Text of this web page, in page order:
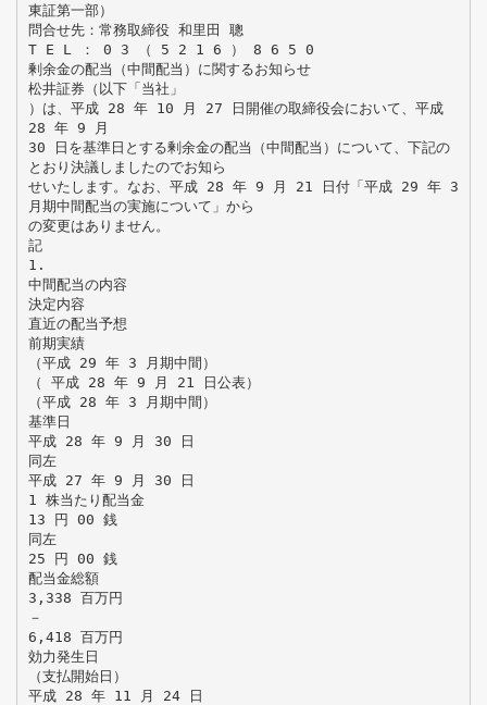
東証第一部）
問合せ先：常務取締役 和里田 聰
T E L ： 0 3 （ 5 2 1 6 ） 8 6 5 0
剰余金の配当（中間配当）に関するお知らせ
松井証券（以下「当社」
）は、平成 28 年 10 月 27 日開催の取締役会において、平成
28 年 9 月
30 日を基準日とする剰余金の配当（中間配当）について、下記の
とおり決議しましたのでお知ら
せいたします。なお、平成 28 年 9 月 21 日付「平成 29 年 3
月期中間配当の実施について」から
の変更はありません。
記
1.
中間配当の内容
決定内容
直近の配当予想
前期実績
（平成 29 年 3 月期中間）
（ 平成 28 年 9 月 21 日公表）
（平成 28 年 3 月期中間）
基準日
平成 28 年 9 月 30 日
同左
平成 27 年 9 月 30 日
1 株当たり配当金
13 円 00 銭
同左
25 円 00 銭
配当金総額
3,338 百万円
－
6,418 百万円
効力発生日
（支払開始日）
平成 28 年 11 月 24 日